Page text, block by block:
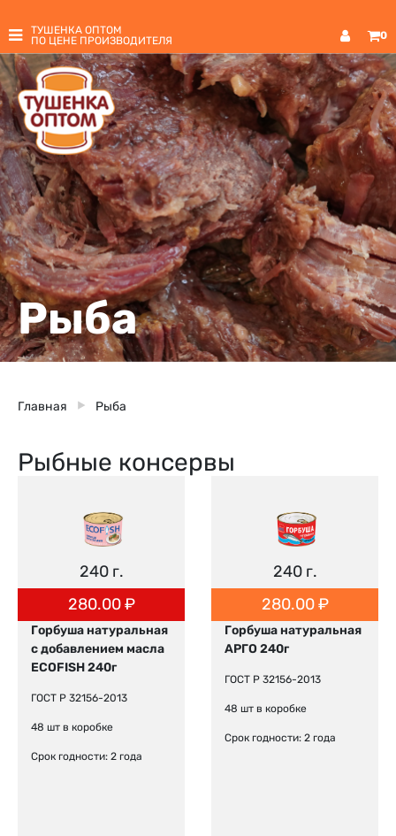
ТУШЕНКА ОПТОМ
ПО ЦЕНЕ ПРОИЗВОДИТЕЛЯ
0
Рыба
Главная Рыба
Рыбные консервы
240 г.
280.00₽
Горбуша натуральная
с добавлением масла
ECOFISH 240г
ГОСТ Р 32156-2013
48 шт в коробке
Срок годности: 2 года
240 г.
280.00₽
Горбуша натуральная
АРГО 240г
ГОСТ Р 32156-2013
48 шт в коробке
Срок годности: 2 года